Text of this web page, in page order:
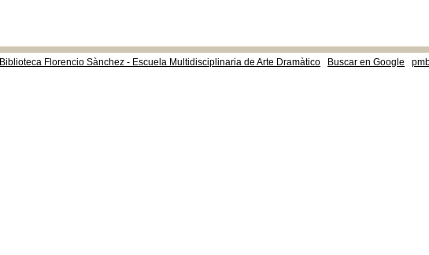
Biblioteca Florencio Sànchez - Escuela Multidisciplinaria de Arte Dramàtico Buscar en Google